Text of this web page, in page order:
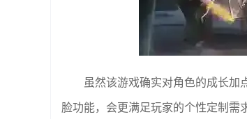
虽然该游戏确实对角色的成长加
脸功能，会更满足玩家的个性定制需求